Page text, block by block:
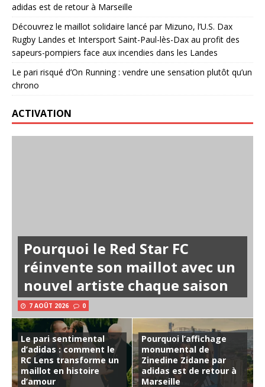
adidas est de retour à Marseille
Découvrez le maillot solidaire lancé par Mizuno, l’U.S. Dax
Rugby Landes et Intersport Saint-Paul-lès-Dax au profit des
sapeurs-pompiers face aux incendies dans les Landes
Le pari risqué d’On Running : vendre une sensation plutôt qu’un
chrono
ACTIVATION
Pourquoi le Red Star FC
réinvente son maillot avec un
nouvel artiste chaque saison
7 AOÛT 2026 0
Le pari sentimental
d’adidas : comment le
RC Lens transforme un
maillot en histoire
d’amour
Pourquoi l’affichage
monumental de
Zinedine Zidane par
adidas est de retour à
Marseille